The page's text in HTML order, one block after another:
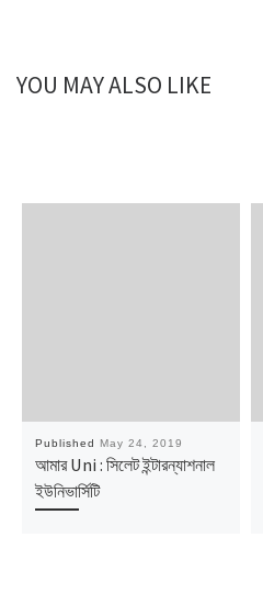
YOU MAY ALSO LIKE
Published May 24, 2019
আমার Uni : সিলেট ইন্টারন্যাশনাল
ইউনিভার্সিটি